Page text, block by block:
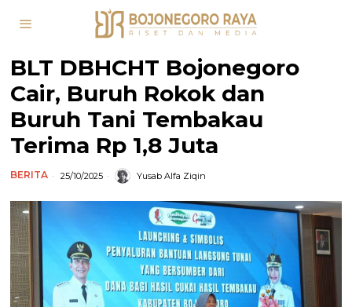
BLT DBHCHT Bojonegoro
Cair, Buruh Rokok dan
Buruh Tani Tembakau
Terima Rp 1,8 Juta
BERITA 25/10/2025 Yusab Alfa Ziqin